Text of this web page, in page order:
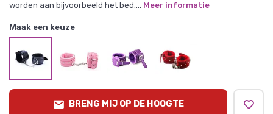
worden aan bijvoorbeeld het bed.... Meer informatie
Maak een keuze
BRENG MIJ OP DE HOOGTE